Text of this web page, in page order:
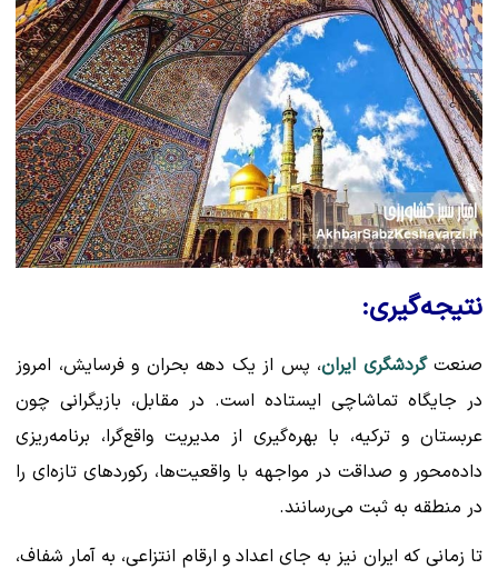
نتیجه‌گیری:
صنعتگردشگری ایران، پس از یک دهه بحران و فرسایش، امروز
در جایگاه تماشاچی ایستاده است. در مقابل، بازیگرانی چون
عربستان و ترکیه، با بهره‌گیری از مدیریت واقع‌گرا، برنامه‌ریزی
داده‌محور و صداقت در مواجهه با واقعیت‌ها، رکوردهای تازه‌ای را
در منطقه به ثبت می‌رسانند.
تا زمانی که ایران نیز به جای اعداد و ارقام انتزاعی، به آمار شفاف،